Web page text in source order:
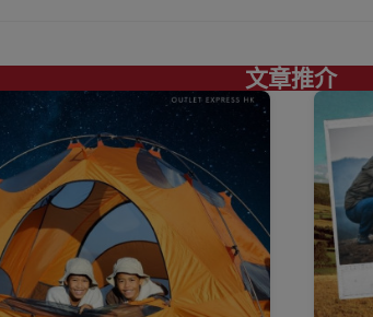
工程手套 求生用品 食物包裝機
飲水袋 儲水袋 露營水袋 便攜桌椅
文章推介